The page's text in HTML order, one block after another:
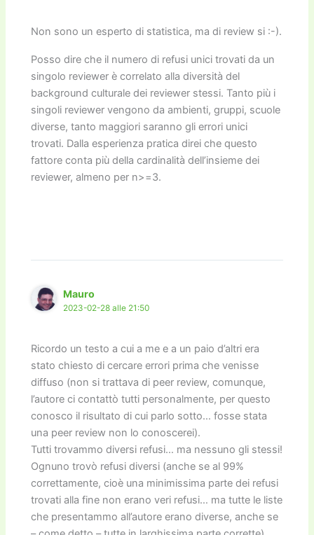
Non sono un esperto di statistica, ma di review si :-).
Posso dire che il numero di refusi unici trovati da un
singolo reviewer è correlato alla diversità del
background culturale dei reviewer stessi. Tanto più i
singoli reviewer vengono da ambienti, gruppi, scuole
diverse, tanto maggiori saranno gli errori unici
trovati. Dalla esperienza pratica direi che questo
fattore conta più della cardinalità dell’insieme dei
reviewer, almeno per n>=3.
Mauro
2023-02-28 alle 21:50
Ricordo un testo a cui a me e a un paio d’altri era
stato chiesto di cercare errori prima che venisse
diffuso (non si trattava di peer review, comunque,
l’autore ci contattò tutti personalmente, per questo
conosco il risultato di cui parlo sotto… fosse stata
una peer review non lo conoscerei).
Tutti trovammo diversi refusi… ma nessuno gli stessi!
Ognuno trovò refusi diversi (anche se al 99%
correttamente, cioè una minimissima parte dei refusi
trovati alla fine non erano veri refusi… ma tutte le liste
che presentammo all’autore erano diverse, anche se